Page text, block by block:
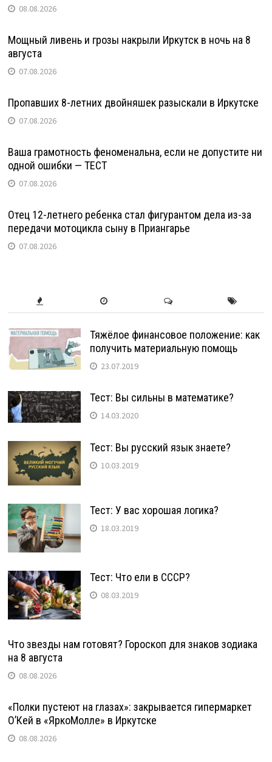
08.08.2026
Мощный ливень и грозы накрыли Иркутск в ночь на 8
августа
07.08.2026
Пропавших 8-летних двойняшек разыскали в Иркутске
07.08.2026
Ваша грамотность феноменальна, если не допустите ни
одной ошибки — ТЕСТ
07.08.2026
Отец 12-летнего ребенка стал фигурантом дела из-за
передачи мотоцикла сыну в Приангарье
07.08.2026
Тяжёлое финансовое положение: как
получить материальную помощь
23.07.2019
Тест: Вы сильны в математике?
14.03.2020
Тест: Вы русский язык знаете?
10.03.2019
Тест: У вас хорошая логика?
18.03.2019
Тест: Что ели в СССР?
08.03.2019
Что звезды нам готовят? Гороскоп для знаков зодиака
на 8 августа
08.08.2026
«Полки пустеют на глазах»: закрывается гипермаркет
О’Кей в «ЯркоМолле» в Иркутске
08.08.2026